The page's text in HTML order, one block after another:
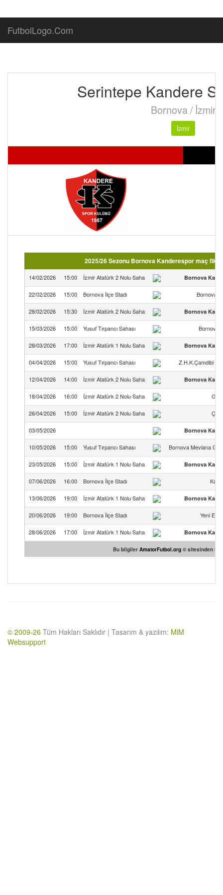
FutbolLogo.Com
Serintepe Kandere
Bornova / İzmir
İzmir
2025/26 Sezonu Bornova Kanderespor maç
14/02/2026 15:00 İzmir Atatürk 2 Nolu Saha Bornova
22/02/2026 15:00 Bornova İlçe Stadı Bornova
28/02/2026 15:30 İzmir Atatürk 2 Nolu Saha Bornova
15/03/2026 15:00 Yusuf Tırpancı Sahası Bornova
28/03/2026 17:00 İzmir Atatürk 1 Nolu Saha Bornova
04/04/2026 15:00 Yusuf Tırpancı Sahası Z.H.K.Çamdibi
12/04/2026 14:00 İzmir Atatürk 2 Nolu Saha Bornova
18/04/2026 16:00 İzmir Atatürk 2 Nolu Saha
26/04/2026 15:00 İzmir Atatürk 2 Nolu Saha
03/05/2026 Bornova
10/05/2026 15:00 Yusuf Tırpancı Sahası Bornova Mevlana
23/05/2026 15:00 İzmir Atatürk 1 Nolu Saha Bornova
07/06/2026 16:00 Bornova İlçe Stadı
13/06/2026 19:00 İzmir Atatürk 1 Nolu Saha Bornova
20/06/2026 19:00 Bornova İlçe Stadı Yeni
28/06/2026 17:00 İzmir Atatürk 1 Nolu Saha Bornova
Bu bilgiler AmatorFutbol.org © sitesinden
© 2009-26 Tüm Hakları Saklıdır | Tasarım & yazılım: MiM
Websupport